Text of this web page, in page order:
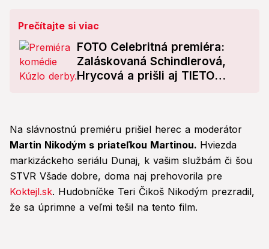
Prečítajte si viac
FOTO Celebritná premiéra:
Zaláskovaná Schindlerová,
Hrycová a prišli aj TIETO
Na slávnostnú premiéru prišiel herec a moderátor
Martin Nikodým s priateľkou Martinou. Hviezda
markizáckeho seriálu Dunaj, k vašim službám či šou
STVR Všade dobre, doma naj prehovorila pre
Koktejl.sk. Hudobníčke Teri Čikoš Nikodým prezradil,
že sa úprimne a veľmi tešil na tento film.